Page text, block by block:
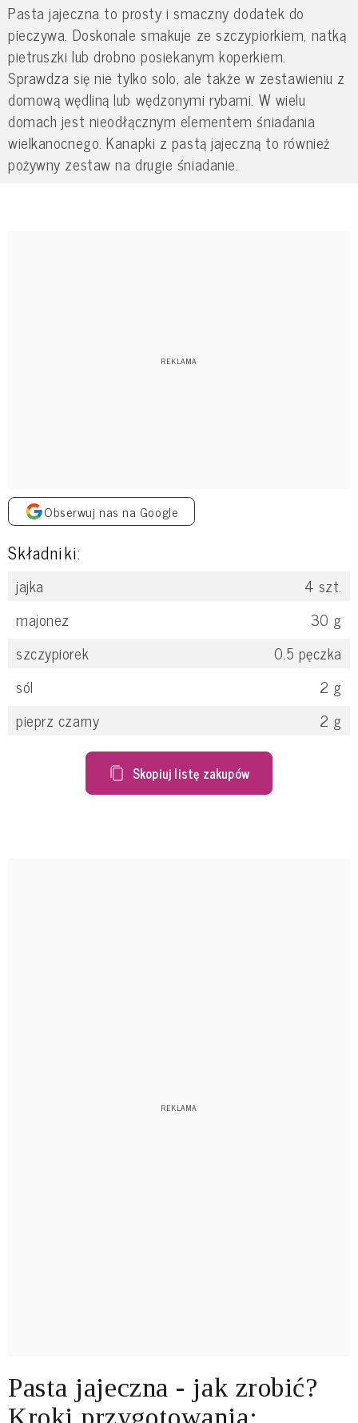
Pasta jajeczna to prosty i smaczny dodatek do
pieczywa. Doskonale smakuje ze szczypiorkiem, natką
pietruszki lub drobno posiekanym koperkiem.
Sprawdza się nie tylko solo, ale także w zestawieniu z
domową wędliną lub wędzonymi rybami. W wielu
domach jest nieodłącznym elementem śniadania
wielkanocnego. Kanapki z pastą jajeczną to również
pożywny zestaw na drugie śniadanie.
Obserwuj nas na Google
Składniki:
jajka 4 szt.
majonez
30 g
szczypiorek
0.5 pęczka
sól
2 g
pieprz czarny
2 g
Skopiuj listę zakupów
Pasta jajeczna - jak zrobić?
Kroki przygotowania: